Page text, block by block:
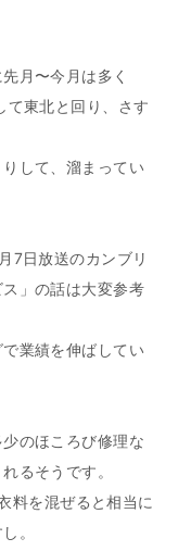
月〜今月は多く
て東北と回り、さす
して、溜まってい
7日放送のカンブリ
」の話は大変参考
業績を伸ばしてい
のほころび修理な
るそうです。
料を混ぜると相当に
。